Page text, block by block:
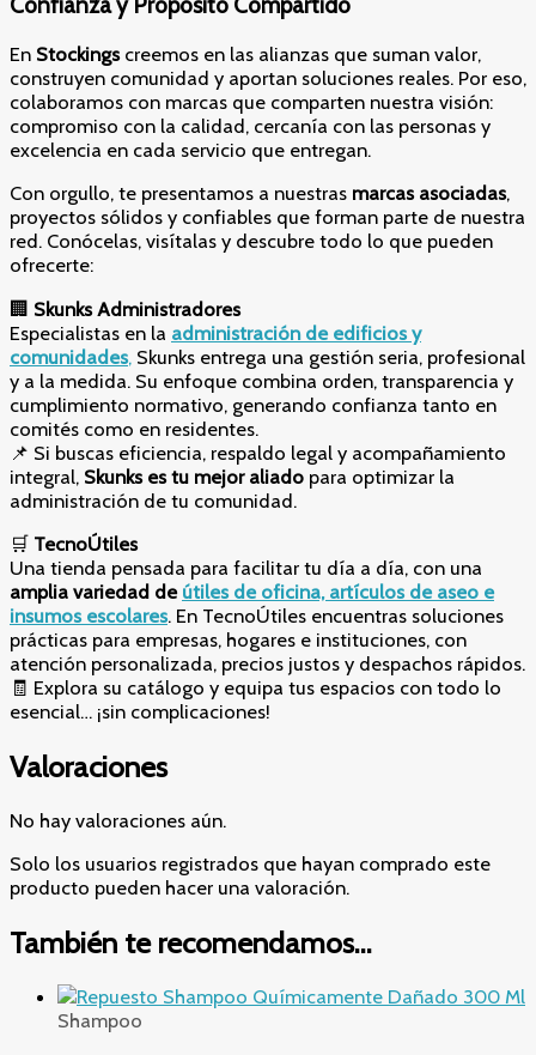
En Stockingscreemos en las alianzas que suman valor,
construyen comunidad y aportan soluciones reales. Por eso,
colaboramos con marcas que comparten nuestra visión:
compromiso con la calidad, cercanía con las personas y
excelencia en cada servicio que entregan.
Con orgullo, te presentamos a nuestras marcas asociadas,
proyectos sólidos y confiables que forman parte de nuestra
red. Conócelas, visítalas y descubre todo lo que pueden
ofrecerte:
🏢 Skunks Administradores
Especialistas en la administración de edificios y
comunidades, Skunks entrega una gestión seria, profesional
y a la medida. Su enfoque combina orden, transparencia y
cumplimiento normativo, generando confianza tanto en
comités como en residentes.
📌 Si buscas eficiencia, respaldo legal y acompañamiento
integral, Skunks es tu mejor aliado para optimizar la
administración de tu comunidad.
🛒 TecnoÚtiles
Una tienda pensada para facilitar tu día a día, con una
amplia variedad de útiles de oficina, artículos de aseo e
insumos escolares. En TecnoÚtiles encuentras soluciones
prácticas para empresas, hogares e instituciones, con
atención personalizada, precios justos y despachos rápidos.
🧾 Explora su catálogo y equipa tus espacios con todo lo
esencial… ¡sin complicaciones!
Valoraciones
No hay valoraciones aún.
Solo los usuarios registrados que hayan comprado este
producto pueden hacer una valoración.
También te recomendamos…
Shampoo